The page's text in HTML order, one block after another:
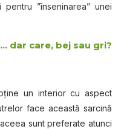
”înseninarea” unei
dar care, bej sau gri?
un interior cu aspect
face această sarcină
sunt preferate atunci